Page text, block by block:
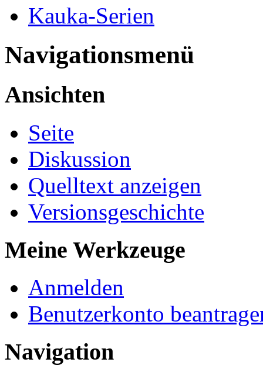
Kauka-Serien
Navigationsmenü
Ansichten
Seite
Diskussion
Quelltext anzeigen
Versionsgeschichte
Meine Werkzeuge
Anmelden
Benutzerkonto
Navigation